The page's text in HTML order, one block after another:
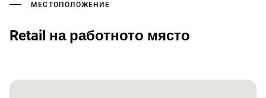
МЕСТОПОЛОЖЕНИЕ
Retail на работното място